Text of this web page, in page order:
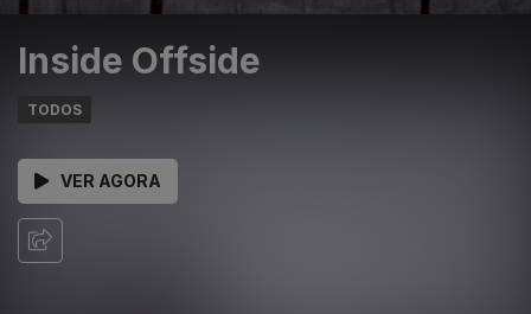
Inside Offside
TODOS
VER AGORA